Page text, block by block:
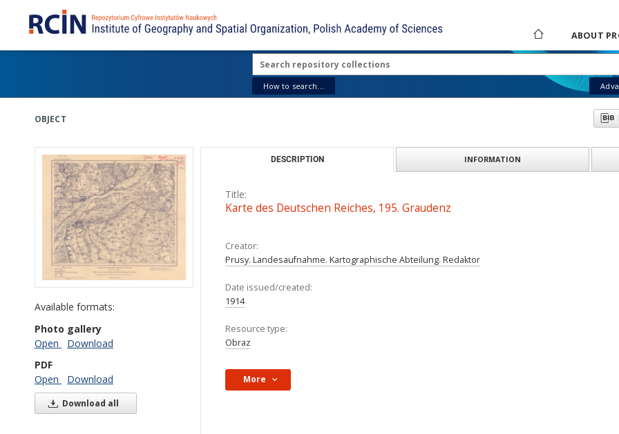
ABOUT
How to search...
OBJECT
Available formats:
Photo gallery
Open
Download
PDF
Open
Download
Download all
DESCRIPTION INFORMATION
Title:
Karte des Deutschen Reiches, 195. Graudenz
Creator:
Prusy. Landesaufnahme. Kartographische Abteilung. Redaktor
Date issued/created:
1914
Resource type:
Obraz
More